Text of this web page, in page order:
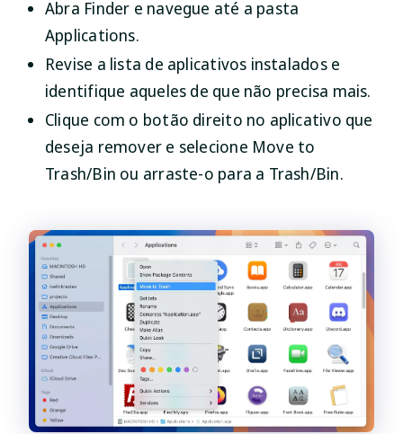
Abra Finder e navegue até a pasta
Applications.
Revise a lista de aplicativos instalados e
identifique aqueles de que não precisa mais.
Clique com o botão direito no aplicativo que
deseja remover e selecione Move to
Trash/Bin ou arraste-o para a Trash/Bin.